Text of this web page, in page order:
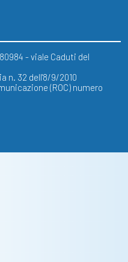
- viale Caduti del
n. 32 dell'8/9/2010
(ROC) numero